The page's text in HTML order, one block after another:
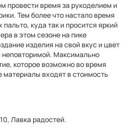
провести время за рукоделием и
Тем более что настало время
куда так и просится яркий
в этом сезоне на пике
изделия на свой вкус и цвет
неповторимой. Максимально
которое возможно во время
входят в стоимость
Лавка радостей.